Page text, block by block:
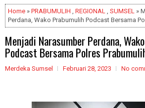
Home » PRABUMULIH , REGIONAL , SUMSEL »
Perdana, Wako Prabumulih Podcast Bersama
Menjadi Narasumber Perdana,
Podcast Bersama Polres
Merdeka Sumsel Februari 28, 2023 No